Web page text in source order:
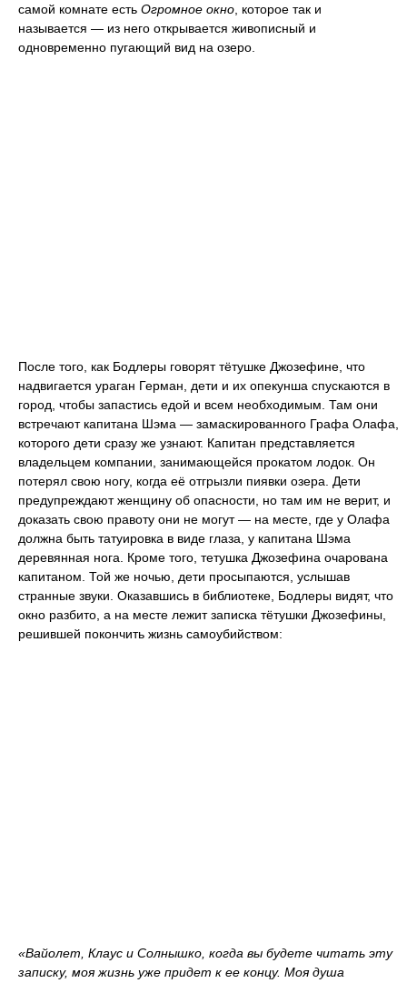
самой комнате есть Огромное окно , которое так и
называется — из него открывается живописный и
одновременно пугающий вид на озеро.
После того, как Бодлеры говорят тётушке Джозефине, что
надвигается ураган Герман, дети и их опекунша спускаются в
город, чтобы запастись едой и всем необходимым. Там они
встречают капитана Шэма — замаскированного Графа Олафа,
которого дети сразу же узнают. Капитан представляется
владельцем компании, занимающейся прокатом лодок. Он
потерял свою ногу, когда её отгрызли пиявки озера. Дети
предупреждают женщину об опасности, но там им не верит, и
доказать свою правоту они не могут — на месте, где у Олафа
должна быть татуировка в виде глаза, у капитана Шэма
деревянная нога. Кроме того, тетушка Джозефина очарована
капитаном. Той же ночью, дети просыпаются, услышав
странные звуки. Оказавшись в библиотеке, Бодлеры видят, что
окно разбито, а на месте лежит записка тётушки Джозефины,
решившей покончить жизнь самоубийством:
«Вайолет, Клаус и Солнышко, когда вы будете читать эту
записку, моя жизнь уже придет к ее концу. Моя душа